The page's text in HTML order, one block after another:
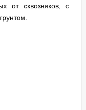
от сквозняков, с